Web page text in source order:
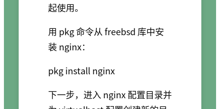
起使用。
用 pkg 命令从 freebsd 库中安
装 nginx：
下一步，进入 nginx 配置目录并